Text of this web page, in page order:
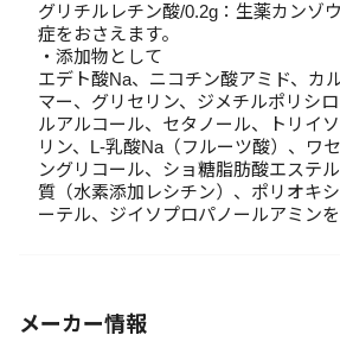
グリチルレチン酸/0.2g：生薬カンゾ
症をおさえます。
・添加物として
エデト酸Na、ニコチン酸アミド、カ
マー、グリセリン、ジメチルポリシ
ルアルコール、セタノール、トリイ
リン、L-乳酸Na（フルーツ酸）、ワ
ングリコール、ショ糖脂肪酸エステ
質（水素添加レシチン）、ポリオキ
ーテル、ジイソプロパノールアミンを
メーカー情報